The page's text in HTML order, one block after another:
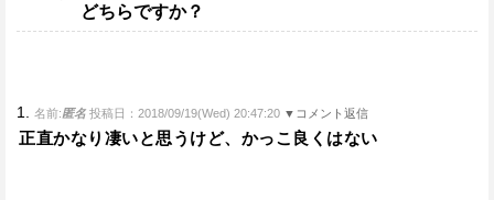
どちらですか？
1. 名前:匿名 投稿日：2018/09/19(Wed) 20:47:20 ▼コメント返信
正直かなり凄いと思うけど、かっこ良くはない